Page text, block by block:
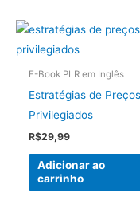
E-Book PLR em Inglês
Estratégias de Preços
Privilegiados
R$29,99
Adicionar ao
carrinho